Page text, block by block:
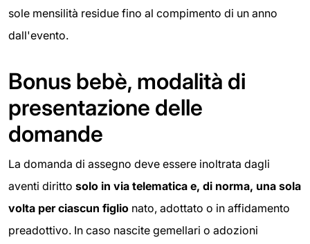
sole mensilità residue fino al compimento di un anno
dall'evento.
Bonus bebè, modalità di
presentazione delle
domande
La domanda di assegno deve essere inoltrata dagli
aventi diritto solo in via telematica e, di norma, una sola
volta per ciascun figlio nato, adottato o in affidamento
preadottivo. In caso nascite gemellari o adozioni